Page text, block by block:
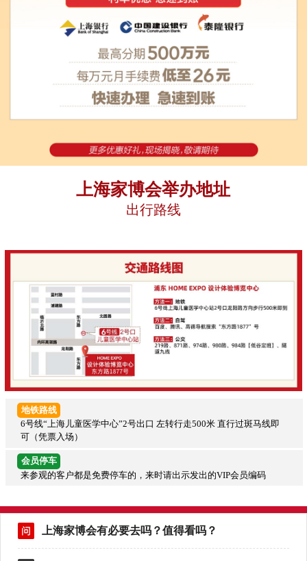
上海家博会举办地址
出行路线
地铁路线
6号线“上海儿童医学中心”2号出口 左转行走500米 直行过斑马线即
可（凭票入场）
会员停车
来参观的客户都是免费停车的，来时请出示发出的VIP会员编码
上海家博会有必要去吗？值得看吗？